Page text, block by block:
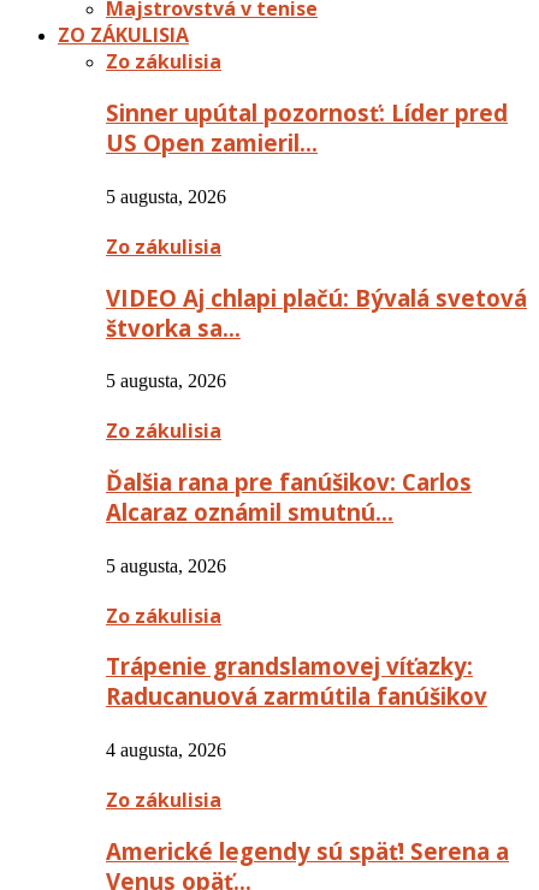
Majstrovstvá v tenise
ZO ZÁKULISIA
Zo zákulisia
Sinner upútal pozornosť: Líder pred
US Open zamieril…
5 augusta, 2026
Zo zákulisia
VIDEO Aj chlapi plačú: Bývalá svetová
štvorka sa…
5 augusta, 2026
Zo zákulisia
Ďalšia rana pre fanúšikov: Carlos
Alcaraz oznámil smutnú…
5 augusta, 2026
Zo zákulisia
Trápenie grandslamovej víťazky:
Raducanuová zarmútila fanúšikov
4 augusta, 2026
Zo zákulisia
Americké legendy sú späť! Serena a
Venus opäť…